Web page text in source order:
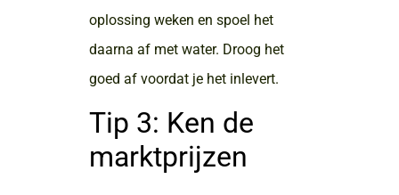
oplossing weken en spoel het
daarna af met water. Droog het
goed af voordat je het inlevert.
Tip 3: Ken de
marktprijzen